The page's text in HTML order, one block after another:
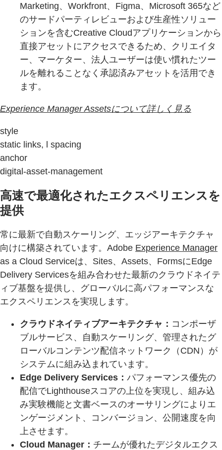
Marketing、Workfront、Figma、Microsoft 365など
のサードパーティレビューおよび生産性ソリュー
ションを含むCreative Cloudアプリケーションから
直接アセットにアクセスできるため、クリエイタ
ー、マーケター、法人ユーザーは使い慣れたツー
ルを離れることなく承認済みアセットを活用でき
ます。
Experience Manager Assetsについて詳しく見る
style
static links, l spacing
anchor
digital-asset-management
高速で最適化されたエクスペリエンスを
提供
常に最新で自動スケーリング、エッジアーキテクチャ
向けに構築されています。Adobe Experience Manager
as a Cloud Serviceは、Sites、Assets、FormsにEdge
Delivery Servicesを組み合わせた最新のクラウドネイテ
ィブ基盤を提供し、グローバルに高パフォーマンスな
エクスペリエンスを実現します。
クラウドネイティブアーキテクチャ： コンポーザ
ブルサービス、自動スケーリング、管理されたグ
ローバルコンテンツ配信ネットワーク（CDN）が
システムに組み込まれています。
Edge Delivery Services： パフォーマンス優先の
配信でLighthouseスコアの上位を実現し、組み込
み実験機能と文書ベースのオーサリングによりエ
ンゲージメント、コンバージョン、公開速度を向
上させます。
Cloud Manager： チームが優れたデジタルエクス